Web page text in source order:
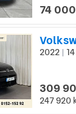
74
2022
309
247 920